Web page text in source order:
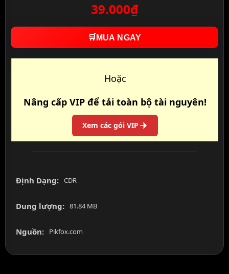
39.000₫
🛒 MUA NGAY
Hoặc
Nâng cấp VIP để tải toàn bộ tài nguyên!
Xem các gói VIP
Định Dạng: CDR
Dung lượng: 81.84 MB
Nguồn: Pikfox.com